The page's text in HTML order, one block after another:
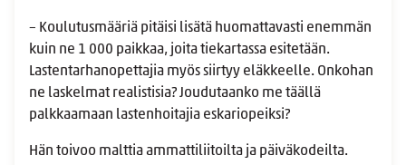
– Koulutusmääriä pitäisi lisätä huomattavasti enemmän
kuin ne 1 000 paikkaa, joita tiekartassa esitetään.
Lastentarhanopettajia myös siirtyy eläkkeelle. Onkohan
ne laskelmat realistisia? Joudutaanko me täällä
palkkaamaan lastenhoitajia eskariopeiksi?
Hän toivoo malttia ammattiliitoilta ja päiväkodeilta.